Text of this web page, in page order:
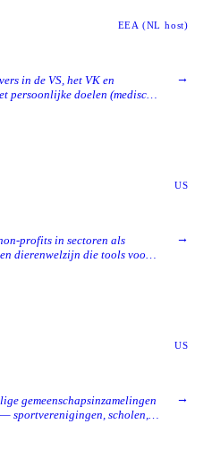
EEA (NL host)
in de VS, het VK en
persoonlijke doelen (medisch,
US
→
profits in sectoren als
dierenwelzijn die tools voor
willen zonder zich te
US
→
gemeenschapsinzamelingen
sportverenigingen, scholen,
met wekelijkse
→